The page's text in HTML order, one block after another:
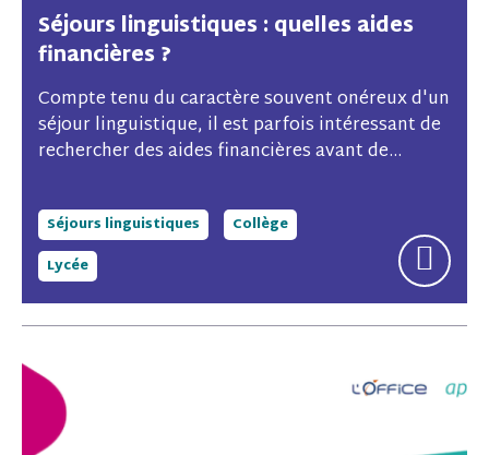
Séjours linguistiques : quelles aides
financières ?
Compte tenu du caractère souvent onéreux d'un
séjour linguistique, il est parfois intéressant de
rechercher des aides financières avant de...
Séjours linguistiques
Collège
Lycée